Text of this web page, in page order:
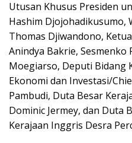
Utusan Khusus Presiden
Hashim Djojohadikusumo,
Thomas Djiwandono,
Anindya Bakrie,
Moegiarso, Deputi Bidang
Ekonomi dan Investasi/
Pambudi, Duta Besar
Dominic Jermey, dan Duta
Kerajaan Inggris Desra